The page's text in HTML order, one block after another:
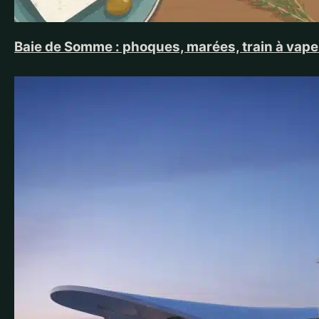
Baie de Somme : phoques, marées, train à